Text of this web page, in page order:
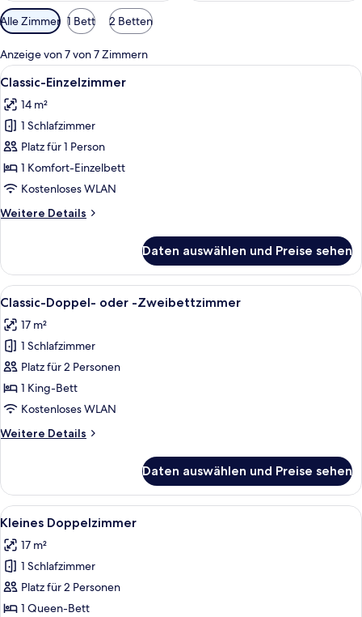
Verfügbare
Filter
für
Zimmer
Alle Zimmer 1 Bett 2 Betten
Anzeige von 7 von 7 Zimmern
Alle
Fotos
für
Classic-
Einzelzimmer
anzeigen
Ein Hotelzimmer mit Bett,
7
Classic-Einzelzimmer
14 m²
1 Schlafzimmer
Platz für 1 Person
1 Komfort-Einzelbett
Kostenloses WLAN
Weitere Details
Weitere
Einzelzimmer
Daten auswählen und Preise sehen
Alle
Fotos
für
Classic-
Doppel-
oder
-
anzeigen
Classic-Doppel- oder -
11
Classic-Doppel- oder -Zweibettzimmer
17 m²
1 Schlafzimmer
Platz für 2 Personen
1 King-Bett
Kostenloses WLAN
Weitere Details
Weitere
Doppel-
oder
-
Zweibettzimmer
Daten auswählen und Preise sehen
Alle
Fotos
für
Kleines
Doppelzimmer
anzeigen
Ein Hotelzimmer mit einem großen
17
Kleines Doppelzimmer
17 m²
1 Schlafzimmer
Platz für 2 Personen
1 Queen-Bett